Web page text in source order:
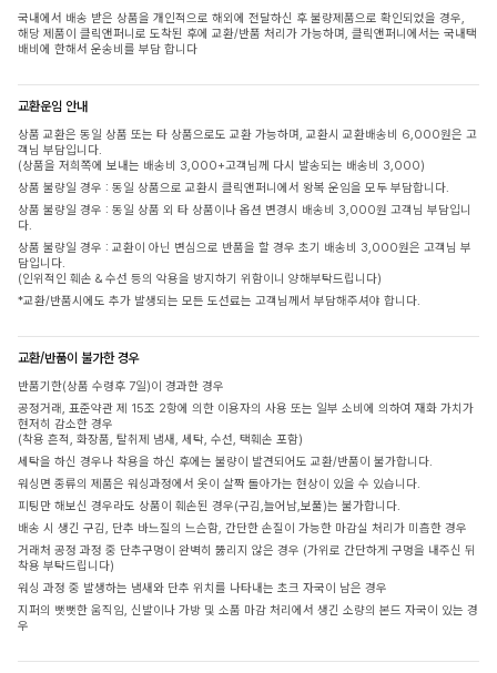
국내에서 배송 받은 상품을 개인적으로 해외에 전달하신 후 불량제품으로 확인되었을 경우,
해당 제품이 클릭앤퍼니로 도착된 후에 교환/반품 처리가 가능하며, 클릭앤퍼니에서는 국내택
배비에 한해서 운송비를 부담 합니다
교환운임 안내
상품 교환은 동일 상품 또는 타 상품으로도 교환 가능하며, 교환시 교환배송비 6,000원은 고
객님 부담입니다.
(상품을 저희쪽에 보내는 배송비 3,000+고객님께 다시 발송되는 배송비 3,000)
상품 불량일 경우 : 동일 상품으로 교환시 클릭앤퍼니에서 왕복 운임을 모두 부담합니다.
상품 불량일 경우 : 동일 상품 외 타 상품이나 옵션 변경시 배송비 3,000원 고객님 부담입니
다.
상품 불량일 경우 : 교환이 아닌 변심으로 반품을 할 경우 초기 배송비 3,000원은 고객님 부
담입니다.
(인위적인 훼손 & 수선 등의 악용을 방지하기 위함이니 양해부탁드립니다)
*교환/반품시에도 추가 발생되는 모든 도선료는 고객님께서 부담해주셔야 합니다.
교환/반품이 불가한 경우
반품기한(상품 수령후 7일)이 경과한 경우
공정거래, 표준약관 제 15조 2항에 의한 이용자의 사용 또는 일부 소비에 의하여 재화 가치가
현저히 감소한 경우
(착용 흔적, 화장품, 탈취제 냄새, 세탁, 수선, 택훼손 포함)
세탁을 하신 경우나 착용을 하신 후에는 불량이 발견되어도 교환/반품이 불가합니다.
워싱면 종류의 제품은 워싱과정에서 옷이 살짝 돌아가는 현상이 있을 수 있습니다.
피팅만 해보신 경우라도 상품이 훼손된 경우(구김,늘어남,보풀)는 불가합니다.
배송 시 생긴 구김, 단추 바느질의 느슨함, 간단한 손질이 가능한 마감실 처리가 미흡한 경우
거래처 공정 과정 중 단추구멍이 완벽히 뚫리지 않은 경우 (가위로 간단하게 구멍을 내주신 뒤
착용 부탁드립니다)
워싱 과정 중 발생하는 냄새와 단추 위치를 나타내는 초크 자국이 남은 경우
지퍼의 뻣뻣한 움직임, 신발이나 가방 및 소품 마감 처리에서 생긴 소량의 본드 자국이 있는 경
우